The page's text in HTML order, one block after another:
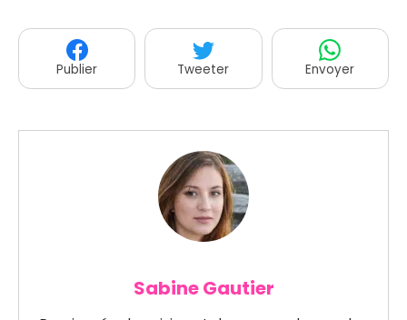
Publier Tweeter Envoyer
Sabine Gautier